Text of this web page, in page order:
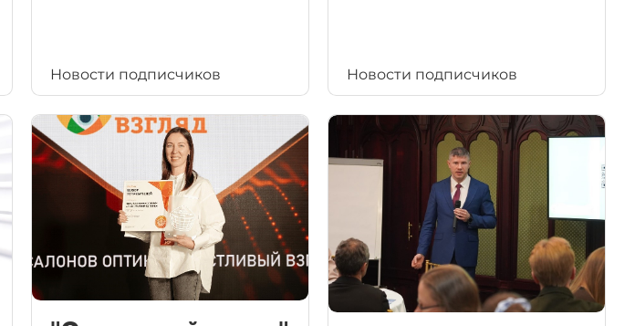
Новости подписчиков Новости подписчиков